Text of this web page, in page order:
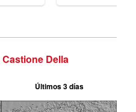
Della
Últimos 3 días